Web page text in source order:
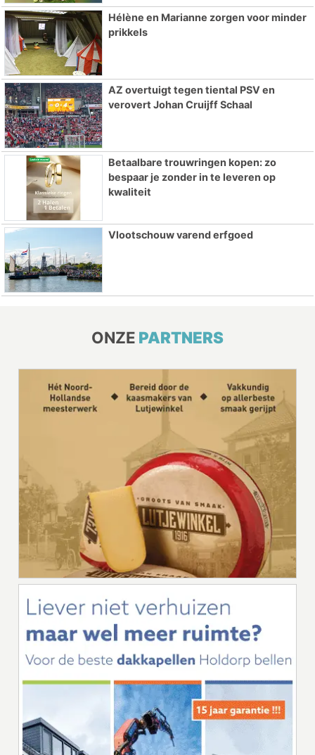
Hélène en Marianne zorgen voor minder
prikkels
AZ overtuigt tegen tiental PSV en
verovert Johan Cruijff Schaal
Betaalbare trouwringen kopen: zo
bespaar je zonder in te leveren op
kwaliteit
Vlootschouw varend erfgoed
ONZE PARTNERS